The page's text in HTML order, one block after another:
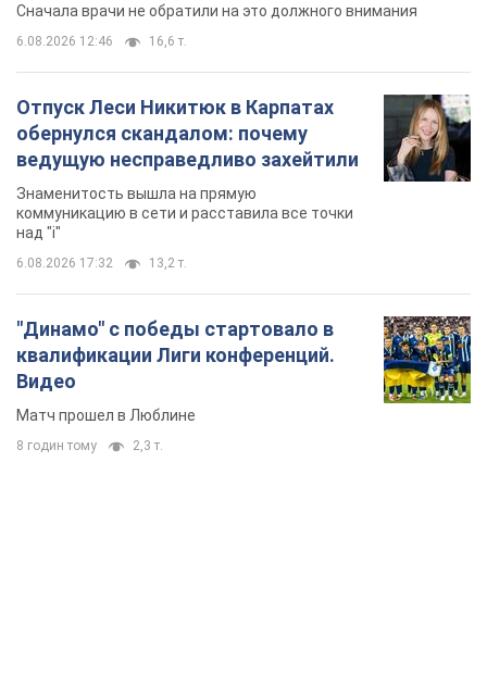
Сначала врачи не обратили на это должного внимания
6.08.2026 12:46 16,6 т.
Отпуск Леси Никитюк в Карпатах
обернулся скандалом: почему
ведущую несправедливо захейтили
Знаменитость вышла на прямую
коммуникацию в сети и расставила все точки
над "i"
6.08.2026 17:32 13,2 т.
"Динамо" с победы стартовало в
квалификации Лиги конференций.
Видео
Матч прошел в Люблине
8 годин тому 2,3 т.